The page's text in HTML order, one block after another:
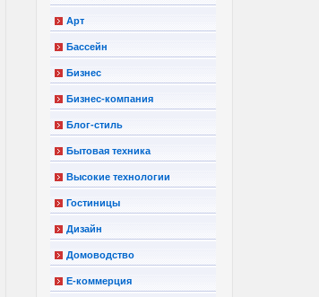
Арт
Бассейн
Бизнес
Бизнес-компания
Блог-стиль
Бытовая техника
Высокие технологии
Гостиницы
Дизайн
Домоводство
Е-коммерция